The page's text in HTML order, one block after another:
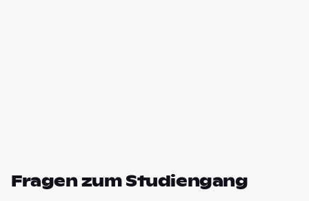
Fragen zum Studiengang